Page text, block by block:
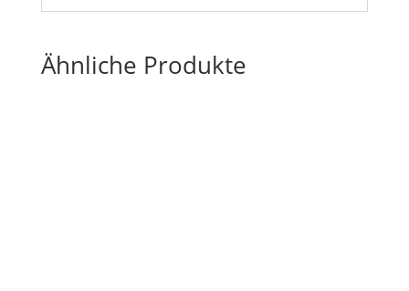
Ähnliche Produkte